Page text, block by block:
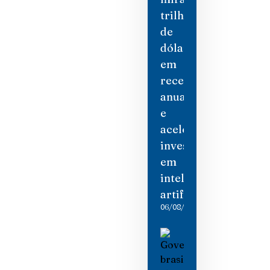
trilhão
de
dólares
em
receita
anual
e
acelera
investimento
em
inteligência
artificial
06/08/2026